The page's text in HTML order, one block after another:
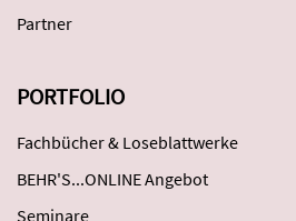
Partner
PORTFOLIO
Fachbücher & Loseblattwerke
BEHR'S...ONLINE Angebot
Seminare